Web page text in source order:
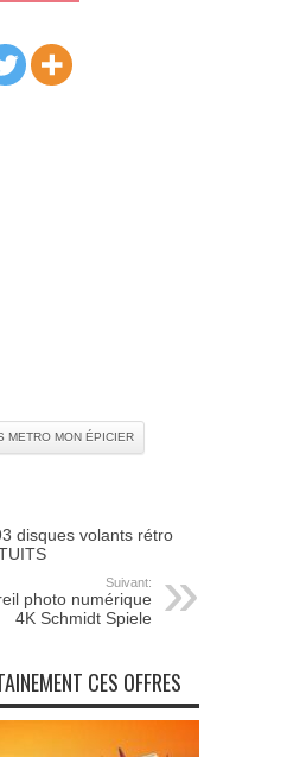
METRO MON ÉPICIER
disques volants rétro
Suivant:
photo numérique
4K Schmidt Spiele
CES OFFRES